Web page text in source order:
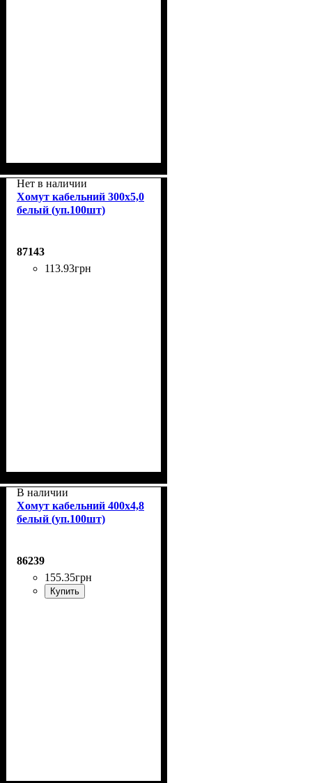
Нет в наличии
Хомут кабельний 300x5,0
белый (уп.100шт)
87143
113.93грн
В наличии
Хомут кабельний 400x4,8
белый (уп.100шт)
86239
155.35грн
Купить